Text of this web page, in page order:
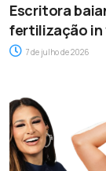
Escritora
fertilização in
7 de julho de 2026